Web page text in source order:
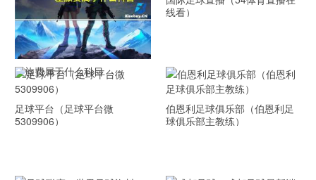
差旅费属于什么科目
线看）
足球平台（足球平台微
5309906）
伯恩利足球俱乐部（伯恩利足
球俱乐部主教练）